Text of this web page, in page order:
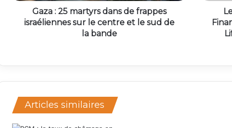
Gaza : 25 martyrs dans de frappes
israéliennes sur le centre et le sud de
la bande
Articles similaires